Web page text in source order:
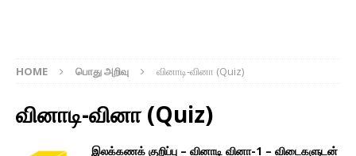
HOME பொது அறிவு வினாடி-வினா (Quiz)
வினாடி-வினா (Quiz)
இலக்கணக் குறிப்பு – வினாடி வினா-1 – விடைகளுடன்